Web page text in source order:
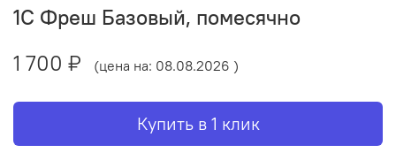
1С Фреш Базовый, помесячно
1 700 ₽
(цена на: 08.08.2026 )
Купить в 1 клик